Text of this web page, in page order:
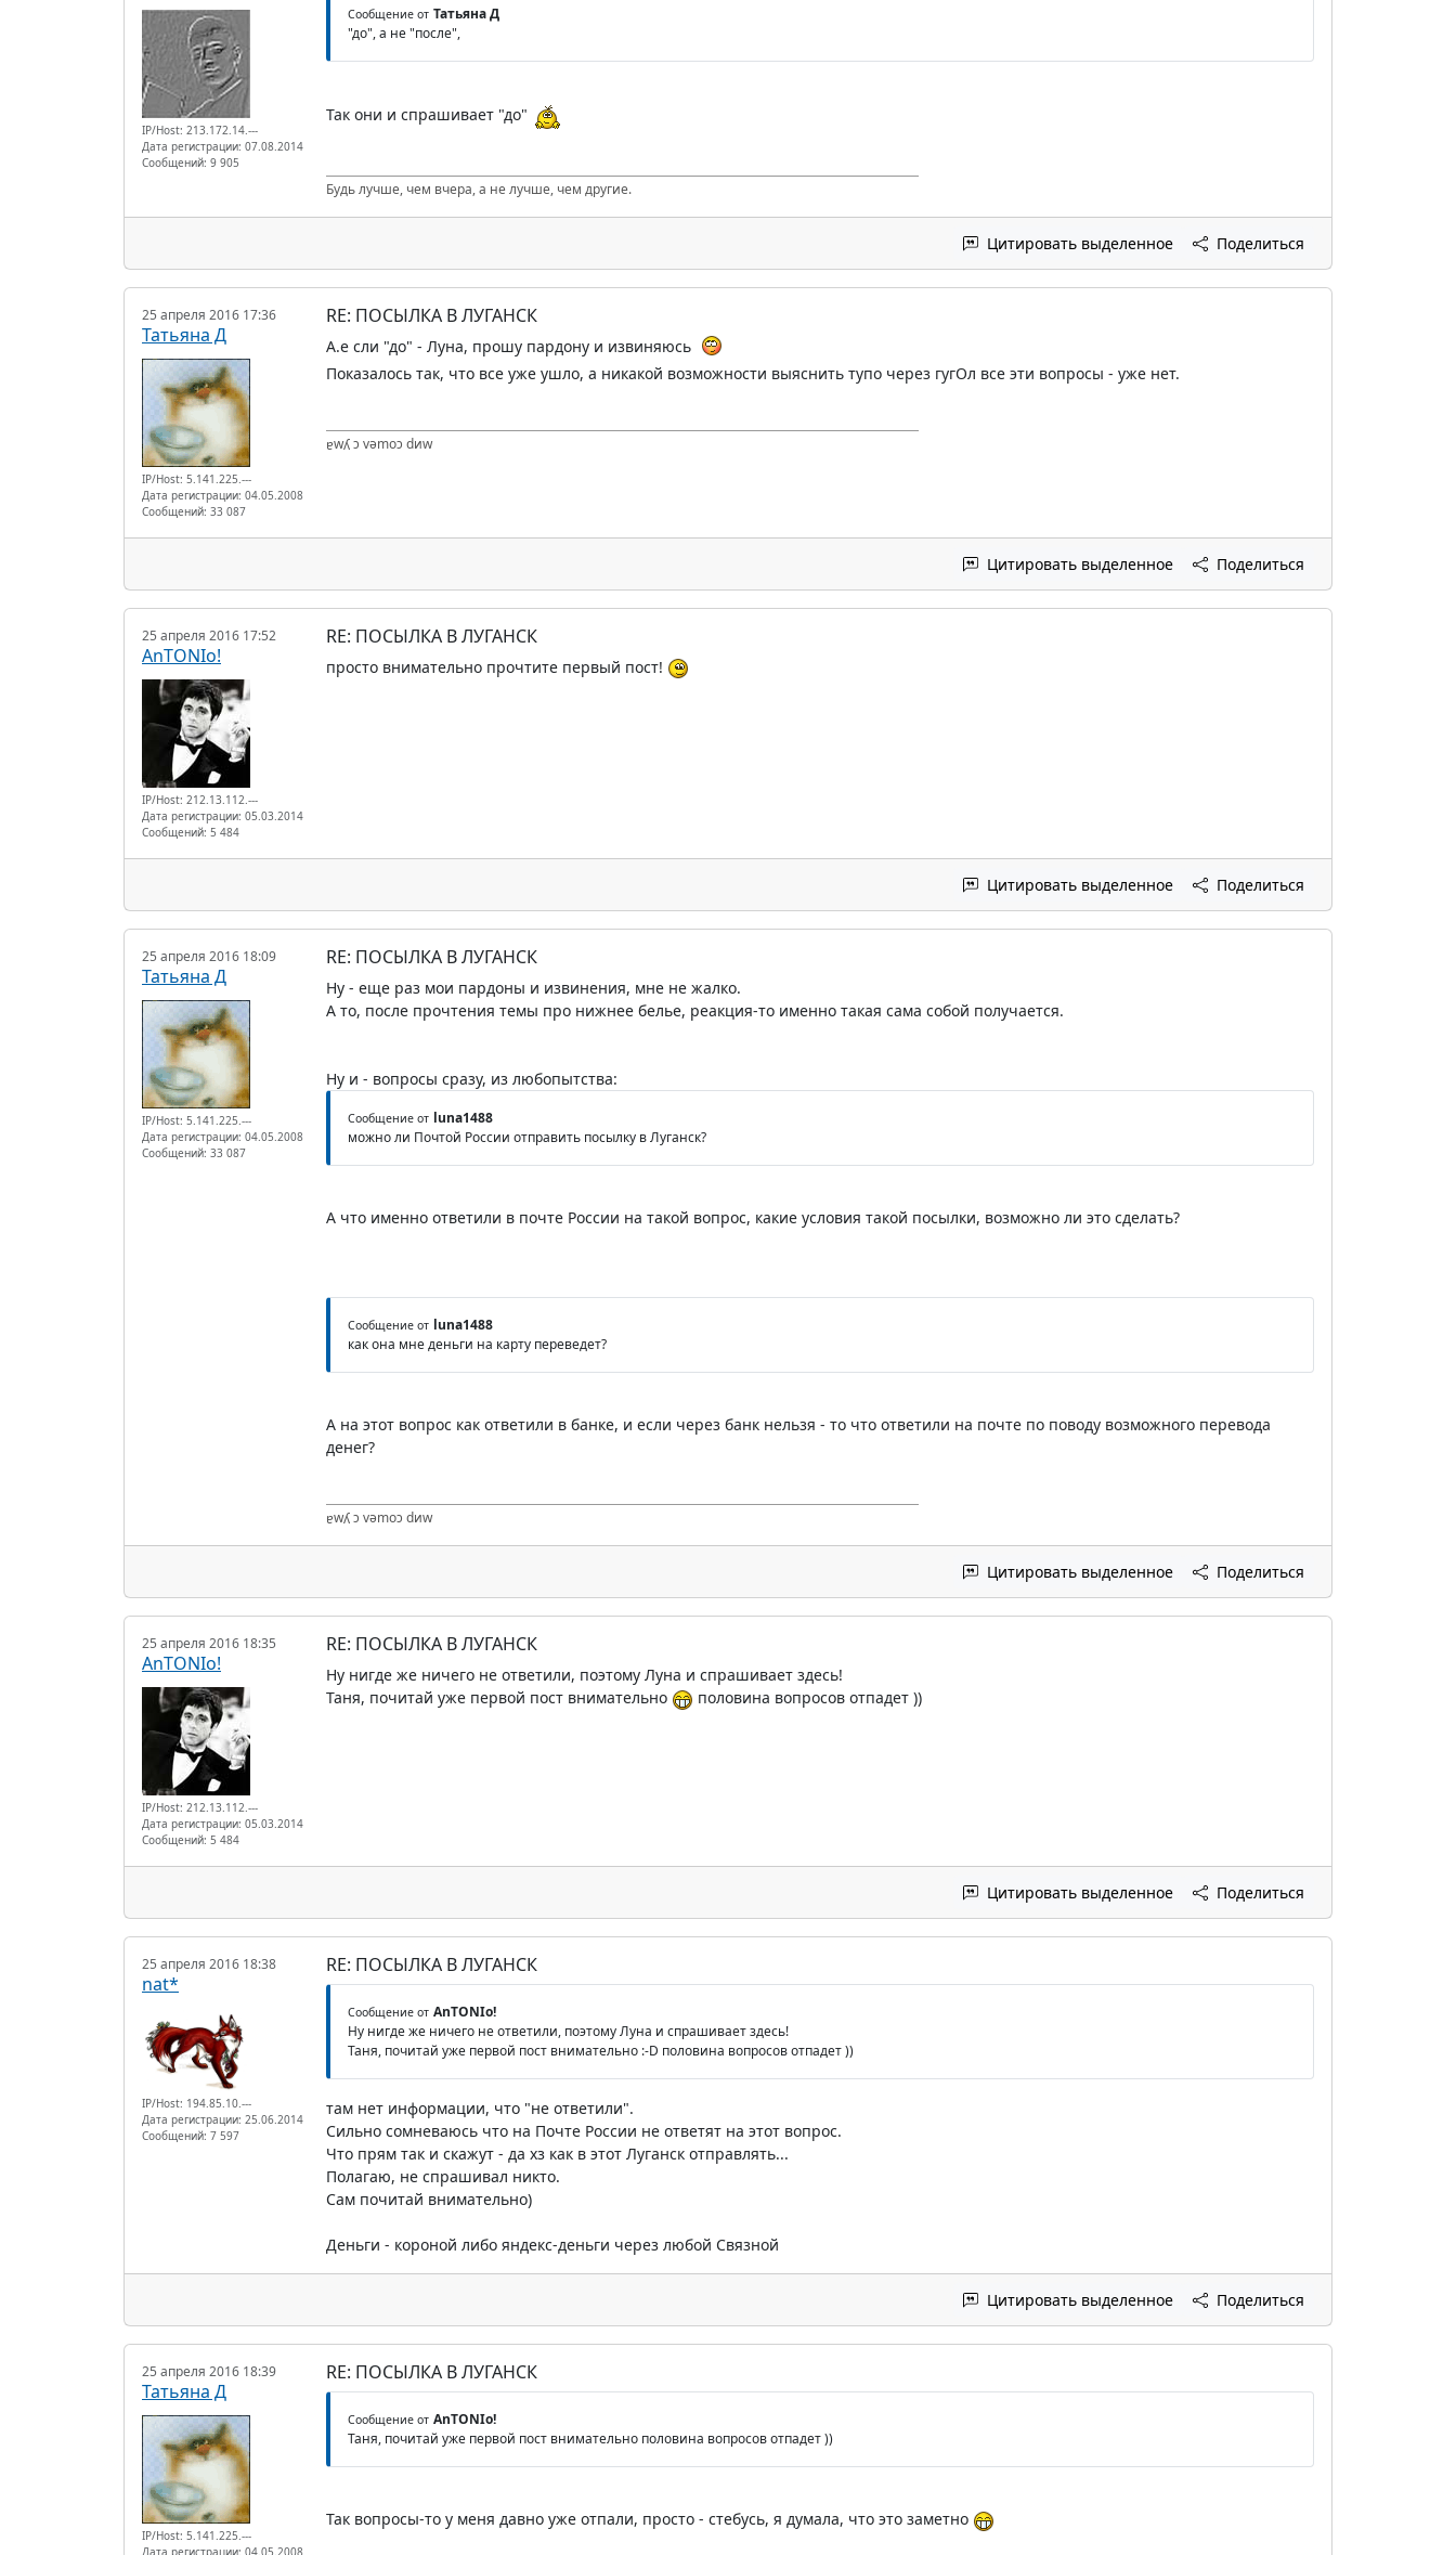
IP/Host: 213.172.14.---
Дата регистрации: 07.08.2014
Сообщений: 9 905
Сообщение от Татьяна Д
"до", а не "после",
Так они и спрашивает "до"
Будь лучше, чем вчера, а не лучше, чем другие.
Цитировать выделенное Поделиться
25 апреля 2016 17:36
Татьяна Д
IP/Host: 5.141.225.---
Дата регистрации: 04.05.2008
Сообщений: 33 087
RE: ПОСЫЛКА В ЛУГАНСК
А.е сли "до" - Луна, прошу пардону и извиняюсь
Показалось так, что все уже ушло, а никакой возможности выяснить тупо через гугОл все эти вопросы - уже нет.
ɐwʎ ɔ vǝmоɔ dиw
Цитировать выделенное Поделиться
25 апреля 2016 17:52
AnTONIo!
IP/Host: 212.13.112.---
Дата регистрации: 05.03.2014
Сообщений: 5 484
RE: ПОСЫЛКА В ЛУГАНСК
просто внимательно прочтите первый пост!
Цитировать выделенное Поделиться
25 апреля 2016 18:09
Татьяна Д
IP/Host: 5.141.225.---
Дата регистрации: 04.05.2008
Сообщений: 33 087
RE: ПОСЫЛКА В ЛУГАНСК
Ну - еще раз мои пардоны и извинения, мне не жалко.
А то, после прочтения темы про нижнее белье, реакция-то именно такая сама собой получается.
Ну и - вопросы сразу, из любопытства:
Сообщение от luna1488
можно ли Почтой России отправить посылку в Луганск?
А что именно ответили в почте России на такой вопрос, какие условия такой посылки, возможно ли это сделать?
Сообщение от luna1488
как она мне деньги на карту переведет?
А на этот вопрос как ответили в банке, и если через банк нельзя - то что ответили на почте по поводу возможного перевода
денег?
ɐwʎ ɔ vǝmоɔ dиw
Цитировать выделенное Поделиться
25 апреля 2016 18:35
AnTONIo!
IP/Host: 212.13.112.---
Дата регистрации: 05.03.2014
Сообщений: 5 484
RE: ПОСЫЛКА В ЛУГАНСК
Ну нигде же ничего не ответили, поэтому Луна и спрашивает здесь!
Таня, почитай уже первой пост внимательно
половина вопросов отпадет ))
Цитировать выделенное Поделиться
25 апреля 2016 18:38
nat*
IP/Host: 194.85.10.---
Дата регистрации: 25.06.2014
Сообщений: 7 597
RE: ПОСЫЛКА В ЛУГАНСК
Сообщение от AnTONIo!
Ну нигде же ничего не ответили, поэтому Луна и спрашивает здесь!
Таня, почитай уже первой пост внимательно :-D половина вопросов отпадет ))
там нет информации, что "не ответили".
Сильно сомневаюсь что на Почте России не ответят на этот вопрос.
Что прям так и скажут - да хз как в этот Луганск отправлять...
Полагаю, не спрашивал никто.
Сам почитай внимательно)
Деньги - короной либо яндекс-деньги через любой Связной
Цитировать выделенное Поделиться
25 апреля 2016 18:39
Татьяна Д
IP/Host: 5.141.225.---
Дата регистрации: 04.05.2008
RE: ПОСЫЛКА В ЛУГАНСК
Сообщение от AnTONIo!
Таня, почитай уже первой пост внимательно половина вопросов отпадет ))
Так вопросы-то у меня давно уже отпали, просто - стебусь, я думала, что это заметно